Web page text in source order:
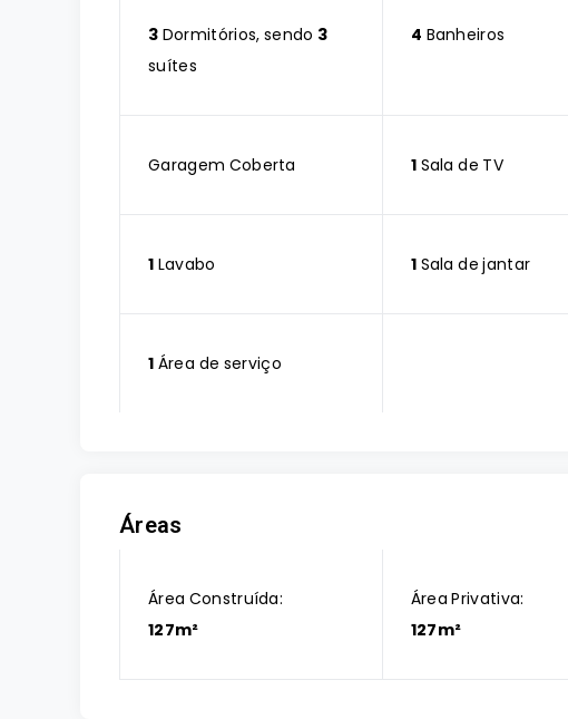
3 Dormitórios, sendo 3
suítes
4 Banheiros
Garagem Coberta 1Sala de TV
1 Lavabo 1Sala de jantar
1 Área de serviço
Áreas
Área Construída:
127m²
Área Privativa:
127m²